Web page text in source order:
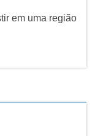
em uma região